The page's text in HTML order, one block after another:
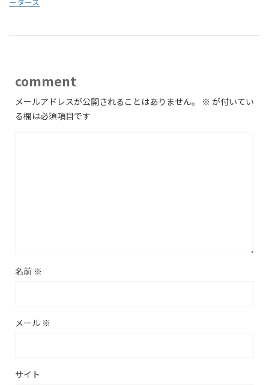
comment
メールアドレスが公開されることはありません。 ※ が付いてい
る欄は必須項目です
名前 ※
メール ※
サイト